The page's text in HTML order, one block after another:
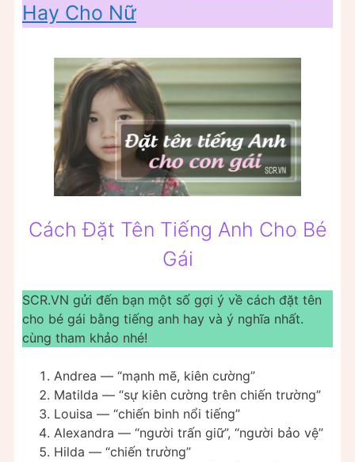
Hay Cho Nữ
Cách Đặt Tên Tiếng Anh Cho Bé
Gái
SCR.VN gửi đến bạn một số gợi ý về cách đặt tên
cho bé gái bằng tiếng anh hay và ý nghĩa nhất.
cùng tham khảo nhé!
Andrea — “mạnh mẽ, kiên cường”
Matilda — “sự kiên cường trên chiến trường”
Louisa — “chiến binh nổi tiếng”
Alexandra — “người trấn giữ”, “người bảo vệ”
Hilda — “chiến trường”